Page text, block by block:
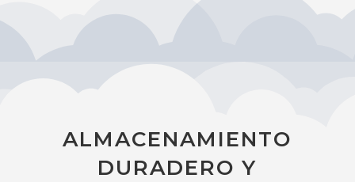
ALMACENAMIENTO
DURADERO Y